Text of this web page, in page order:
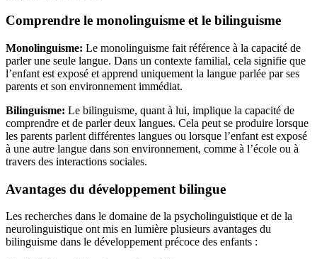
Comprendre le monolinguisme et le bilinguisme
Monolinguisme: Le monolinguisme fait référence à la capacité de
parler une seule langue. Dans un contexte familial, cela signifie que
l’enfant est exposé et apprend uniquement la langue parlée par ses
parents et son environnement immédiat.
Bilinguisme: Le bilinguisme, quant à lui, implique la capacité de
comprendre et de parler deux langues. Cela peut se produire lorsque
les parents parlent différentes langues ou lorsque l’enfant est exposé
à une autre langue dans son environnement, comme à l’école ou à
travers des interactions sociales.
Avantages du développement bilingue
Les recherches dans le domaine de la psycholinguistique et de la
neurolinguistique ont mis en lumière plusieurs avantages du
bilinguisme dans le développement précoce des enfants :